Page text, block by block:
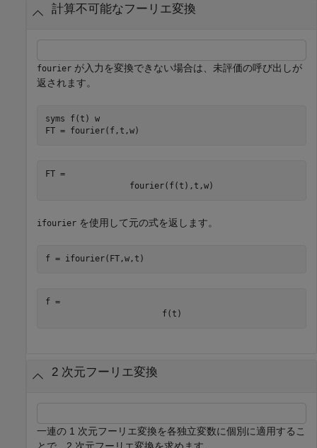
計算不可能なフーリエ変換
fourier が入力を変換できない場合は、未評価の呼び出しが
返されます。
syms f(t)
w
FT = fourier(f,t,w)
FT =
fourier( f(t ) ,t ,w)
ifourier を使用して元の式を返します。
f = ifourier(FT,w,t)
f =
f(t )
2 次元フーリエ変換
一連の 1 次元フーリエ変換を各独立変数に個別に適用するこ
とで、2 次元フーリエ変換を求めます。